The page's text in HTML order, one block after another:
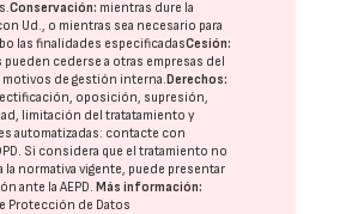
Conservación: mientras dure la
Ud., o mientras sea necesario para
las finalidades especificadasCesión:
pueden cederse a otras empresas del
motivos de gestión interna.Derechos:
oposición, supresión,
limitación del tratatamiento y
automatizadas: contacte con
. Si considera que el tratamiento no
la normativa vigente, puede presentar
ante laAEPD.Más información:
Protección de Datos